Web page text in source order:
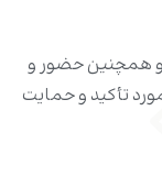
همچنین حضور و
تأکید و حمایت